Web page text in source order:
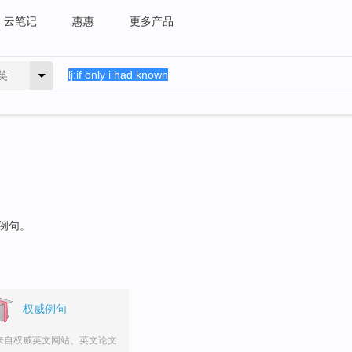
云笔记 惠惠 更多产品
句。
权威例句
自权威英文网站、英文论文